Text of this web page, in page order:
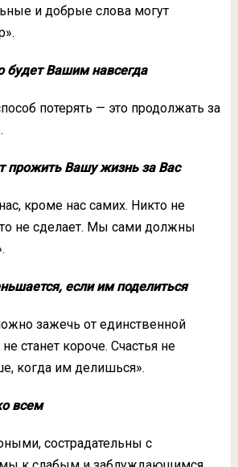
и добрые слова могут
будет Вашим навсегда
потерять — это продолжать за
прожить Вашу жизнь за Вас
кроме нас самих. Никто не
не сделает. Мы сами должны
если им поделиться
зажечь от единственной
станет короче. Счастья не
когда им делишься».
всем
сострадательны с